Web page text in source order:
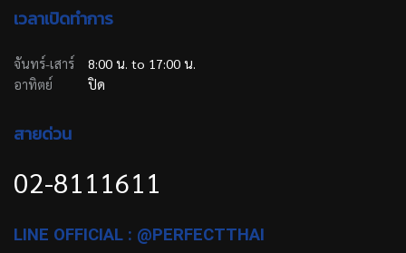
เวลาเปิดทำการ
จันทร์-เสาร์
8:00 น. to 17:00 น.
อาทิตย์
ปิด
สายด่วน
02-8111611
LINE OFFICIAL : @PERFECTTHAI